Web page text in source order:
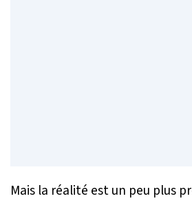
Mais la réalité est un peu plus